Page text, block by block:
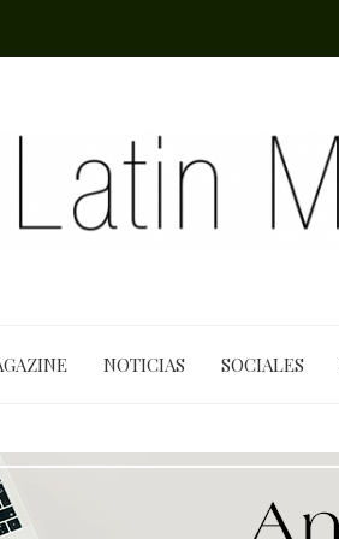
NOTICIAS SOCIALES